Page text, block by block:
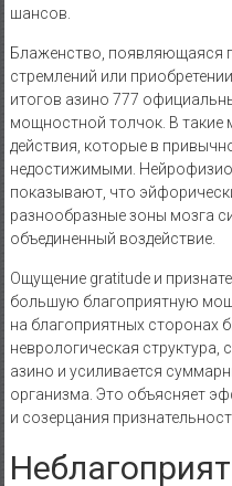
шансов.
Блаженство, появляющаяся
стремлений или
итогов азино 777
мощностной толчок. В такие
действия, которые в
недостижимыми.
показывают, что
разнообразные зоны мозга
объединенный воздействие.
Ощущение gratitude и
большую благоприятную
на благоприятных сторонах
неврологическая структура,
азино и усиливается
организма. Это объясняет
и созерцания